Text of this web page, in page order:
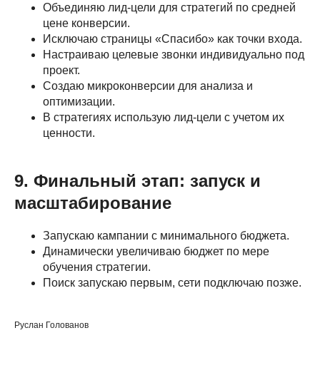
Объединяю лид-цели для стратегий по средней
цене конверсии.
Исключаю страницы «Спасибо» как точки входа.
Настраиваю целевые звонки индивидуально под
проект.
Создаю микроконверсии для анализа и
оптимизации.
В стратегиях использую лид-цели с учетом их
ценности.
9. Финальный этап: запуск и
масштабирование
Запускаю кампании с минимального бюджета.
Динамически увеличиваю бюджет по мере
обучения стратегии.
Поиск запускаю первым, сети подключаю позже.
Руслан Голованов